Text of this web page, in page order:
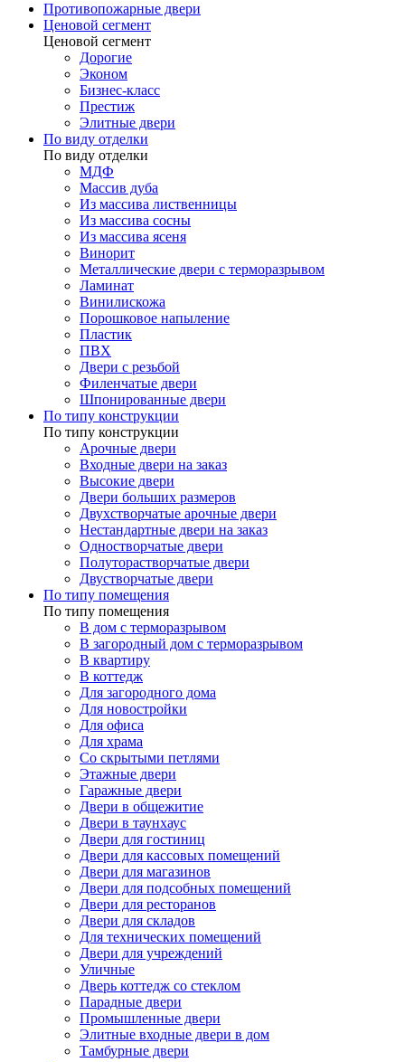
Противопожарные двери
Ценовой сегмент
Ценовой сегмент
Дорогие
Эконом
Бизнес-класс
Престиж
Элитные двери
По виду отделки
По виду отделки
МДФ
Массив дуба
Из массива лиственницы
Из массива сосны
Из массива ясеня
Винорит
Металлические двери с терморазрывом
Ламинат
Винилискожа
Порошковое напыление
Пластик
ПВХ
Двери с резьбой
Филенчатые двери
Шпонированные двери
По типу конструкции
По типу конструкции
Арочные двери
Входные двери на заказ
Высокие двери
Двери больших размеров
Двухстворчатые арочные двери
Нестандартные двери на заказ
Одностворчатые двери
Полуторастворчатые двери
Двустворчатые двери
По типу помещения
По типу помещения
В дом с терморазрывом
В загородный дом с терморазрывом
В квартиру
В коттедж
Для загородного дома
Для новостройки
Для офиса
Для храма
Со скрытыми петлями
Этажные двери
Гаражные двери
Двери в общежитие
Двери в таунхаус
Двери для гостиниц
Двери для кассовых помещений
Двери для магазинов
Двери для подсобных помещений
Двери для ресторанов
Двери для складов
Для технических помещений
Двери для учреждений
Уличные
Дверь коттедж со стеклом
Парадные двери
Промышленные двери
Элитные входные двери в дом
Тамбурные двери